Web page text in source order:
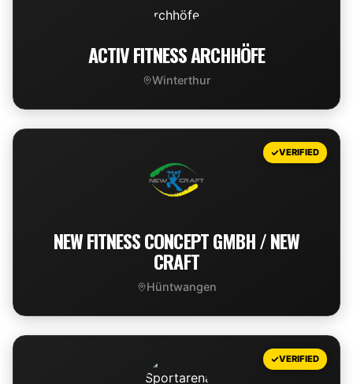
ACTIV FITNESS ARCHHÖFE
Winterthur
VIEW DEAL
VERIFIED
NEW FITNESS CONCEPT GMBH / NEW
CRAFT
Hüntwangen
VIEW DEAL
VERIFIED